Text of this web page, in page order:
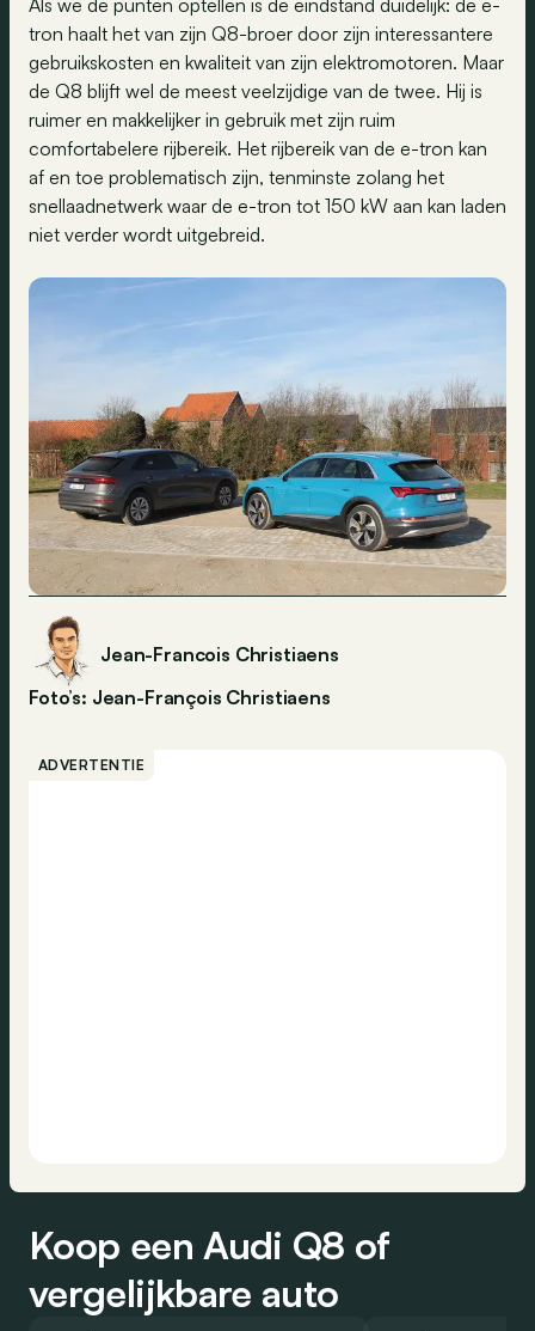
Als we de punten optellen is de eindstand duidelijk: de e-
tron haalt het van zijn Q8-broer door zijn interessantere
gebruikskosten en kwaliteit van zijn elektromotoren. Maar
de Q8 blijft wel de meest veelzijdige van de twee. Hij is
ruimer en makkelijker in gebruik met zijn ruim
comfortabelere rijbereik. Het rijbereik van de e-tron kan
af en toe problematisch zijn, tenminste zolang het
snellaadnetwerk waar de e-tron tot 150 kW aan kan laden
niet verder wordt uitgebreid.
Jean-Francois Christiaens
Foto’s: Jean-François Christiaens
ADVERTENTIE
Koop een Audi Q8 of
vergelijkbare auto